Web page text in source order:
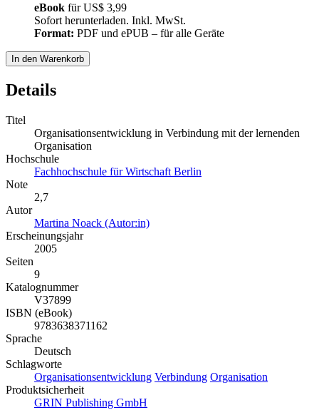
eBook fürUS$ 3,99
Sofort herunterladen. Inkl. MwSt.
Format: PDF und ePUB – für alle Geräte
In den Warenkorb
Details
Titel
Organisationsentwicklung in Verbindung mit der lernenden
Organisation
Hochschule
Fachhochschule für Wirtschaft Berlin
Note
2,7
Autor
Martina Noack (Autor:in)
Erscheinungsjahr
2005
Seiten
9
Katalognummer
V37899
ISBN (eBook)
9783638371162
Sprache
Deutsch
Schlagworte
Organisationsentwicklung Verbindung Organisation
Produktsicherheit
GRIN Publishing GmbH